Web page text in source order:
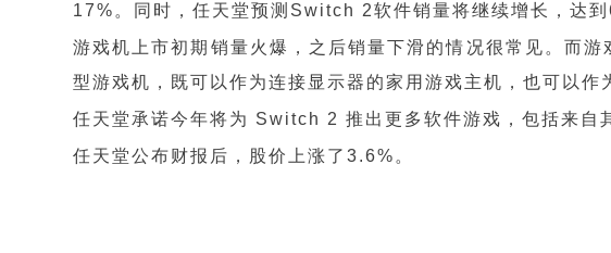
17%。同时，任天堂预测Switch 2软件销量将继续增长，达
游戏机上市初期销量火爆，之后销量下滑的情况很常见。而
型游戏机，既可以作为连接显示器的家用游戏主机，也可以作
任天堂承诺今年将为 Switch 2 推出更多软件游戏，包括来自
任天堂公布财报后，股价上涨了3.6%。